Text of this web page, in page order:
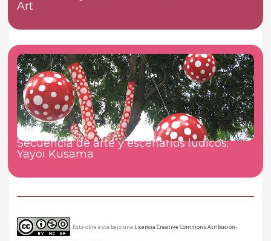
Art
Secuencia de arte y escenarios lúdicos:
Yayoi Kusama
Esta obra está bajo una Licencia Creative Commons Atribución-